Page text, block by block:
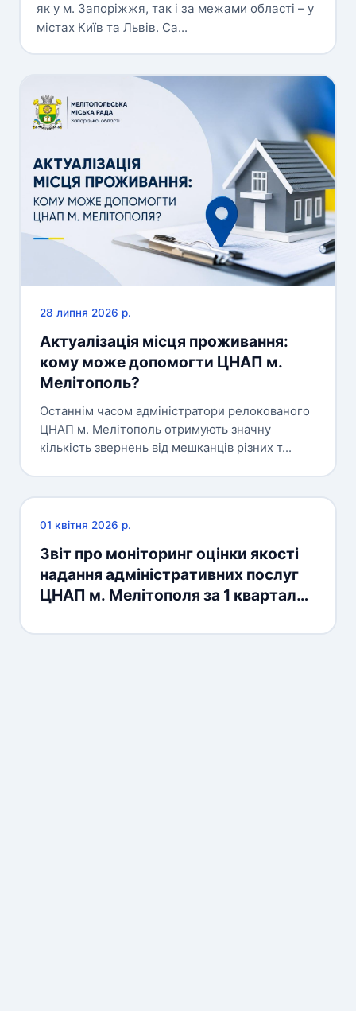
як у м. Запоріжжя, так і за межами області – у
містах Київ та Львів. Са...
28 липня 2026 р.
Актуалізація місця проживання:
кому може допомогти ЦНАП м.
Мелітополь?
Останнім часом адміністратори релокованого
ЦНАП м. Мелітополь отримують значну
кількість звернень від мешканців різних т...
01 квітня 2026 р.
Звіт про моніторинг оцінки якості
надання адміністративних послуг
ЦНАП м. Мелітополя за 1 квартал